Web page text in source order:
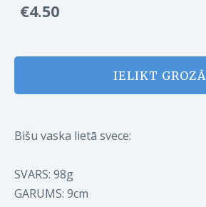
€4.50
IELIKT GROZĀ
Bišu vaska lietā svece:
SVARS: 98g
GARUMS: 9cm